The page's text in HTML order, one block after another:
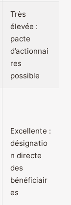
Très
élevée :
pacte
d’actionnai
res
possible
Excellente :
désignatio
n directe
des
bénéficiair
es